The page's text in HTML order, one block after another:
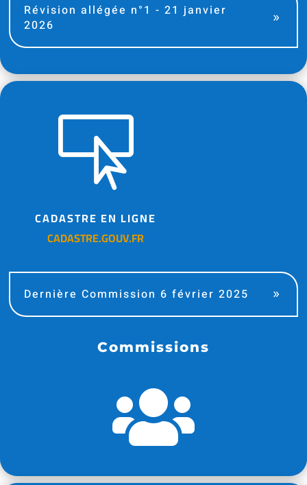
Révision allégée n°1 - 21 janvier
2026

CADASTRE EN LIGNE
CADASTRE.GOUV.FR
Dernière Commission 6 février 2025
Commissions
